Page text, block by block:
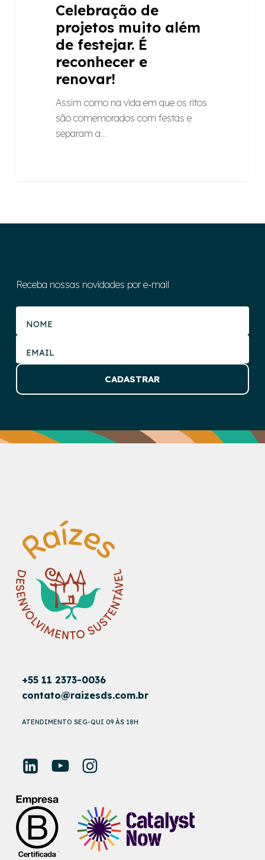
Celebração de
projetos muito além
de festejar. É
reconhecer e
renovar!
Assim como na vida em que os ritos
são comemorados com festas e
separam a…
Receba nossas novidades por e-mail
+55 11 2373-0036
contato@raizesds.com.br
ATENDIMENTO SEG-QUI 09 ÀS 18H